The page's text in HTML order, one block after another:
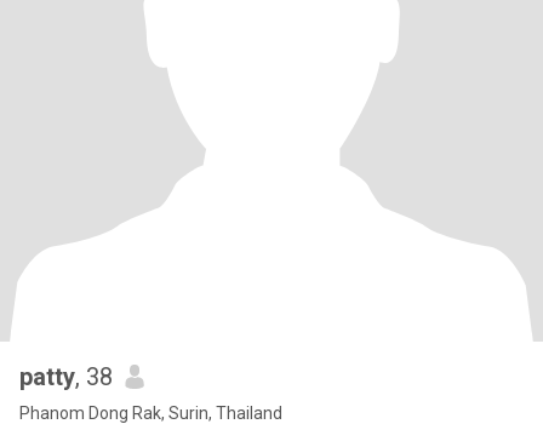
patty, 38
Phanom Dong Rak, Surin, Thailand